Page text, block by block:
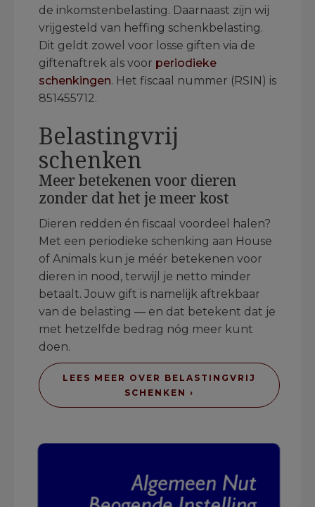
de inkomstenbelasting. Daarnaast zijn wij
vrijgesteld van heffing schenkbelasting.
Dit geldt zowel voor losse giften via de
giftenaftrek als voor periodieke
schenkingen. Het fiscaal nummer (RSIN) is
851455712.
Belastingvrij
schenken
Meer betekenen voor dieren
zonder dat het je meer kost
Dieren redden én fiscaal voordeel halen?
Met een periodieke schenking aan House
of Animals kun je méér betekenen voor
dieren in nood, terwijl je netto minder
betaalt. Jouw gift is namelijk aftrekbaar
van de belasting — en dat betekent dat je
met hetzelfde bedrag nóg meer kunt
doen.
LEES MEER OVER BELASTINGVRIJ
SCHENKEN ›